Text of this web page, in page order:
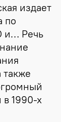
издает
по
и… Речь
1990-х